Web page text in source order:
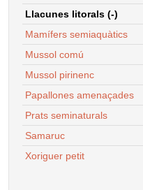
Llacunes litorals (-)
Mamífers semiaquàtics
Mussol comú
Mussol pirinenc
Papallones amenaçades
Prats seminaturals
Samaruc
Xoriguer petit